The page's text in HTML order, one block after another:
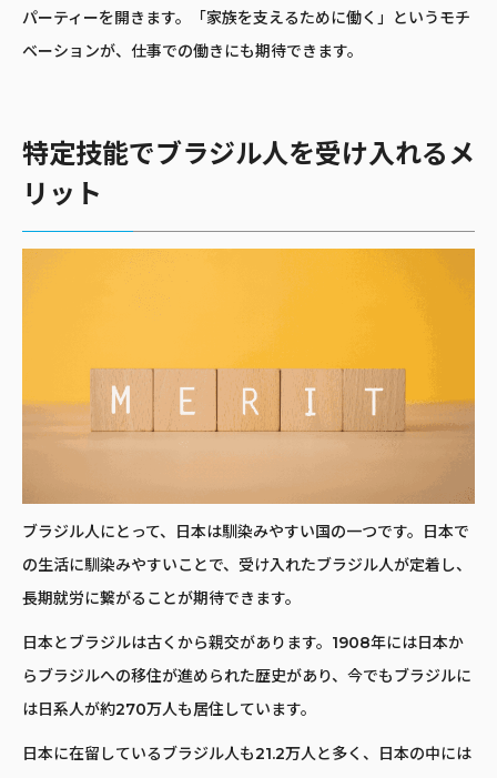
パーティーを開きます。「家族を支えるために働く」というモチ
ベーションが、仕事での働きにも期待できます。
特定技能でブラジル人を受け入れるメ
リット
ブラジル人にとって、日本は馴染みやすい国の一つです。日本で
の生活に馴染みやすいことで、受け入れたブラジル人が定着し、
長期就労に繋がることが期待できます。
日本とブラジルは古くから親交があります。1908年には日本か
らブラジルへの移住が進められた歴史があり、今でもブラジルに
は日系人が約270万人も居住しています。
日本に在留しているブラジル人も21.2万人と多く、日本の中には